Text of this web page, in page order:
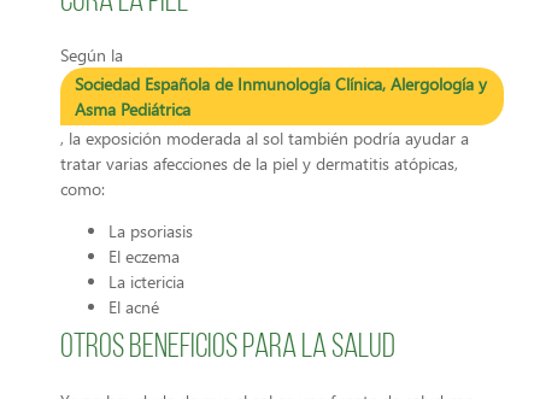
Según la
Sociedad Española de Inmunología Clínica, Alergología y
Asma Pediátrica
, la exposición moderada al sol también podría ayudar a
tratar varias afecciones de la piel y dermatitis atópicas,
como:
La psoriasis
El eczema
La ictericia
El acné
Otros beneficios para la salud